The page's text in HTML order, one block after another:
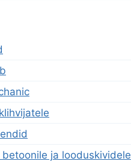
ja looduskividele